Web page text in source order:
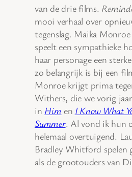
van de drie films.
mooi verhaal over
tegenslag. Maika
speelt een sympathieke
haar personage een
zo belangrijk is bij een
Monroe krijgt prima
Withers, die we vorig
in Him en I Know What
Summer. Al vond ik hun
helemaal overtuigend.
Bradley Whitford spelen
als de grootouders van